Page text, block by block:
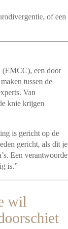
of een
(EMCC), een door
tussen de
Van
knie krijgen
is gericht op de
gericht, als dit je
Een verantwoorde
is.”
wil